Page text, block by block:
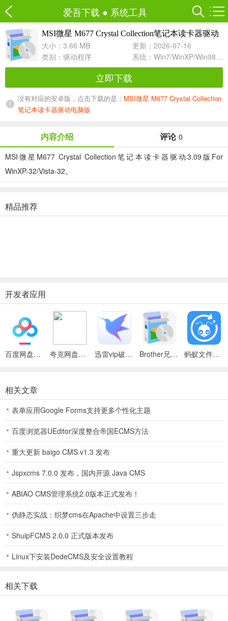
爱吾下载 ● 系统工具
MSI微星 M677 Crystal Collection笔记本读卡器驱动
3.09 For WinXP/Vista
大小：3.66 MB
更新：2026-07-16
类别： 驱动程序 系统：Win7/WinXP/Win98/Win8/Win10兼容软件
立即下载
没有对应的安卓版，点击下载的是： MSI微星 M677 Crystal Collection
笔记本读卡器驱动电脑版
内容介绍 评论 0
MSI微星M677 Crystal Collection笔记本读卡器驱动3.09版For
WinXP-32/Vista-32。
精品推荐
开发者应用
百度网盘绿色免安装Pc电脑版 夸克网盘官方正式版 迅雷vip破解版永久会员2024版 Brother兄弟 MFC-8480DN多功能一体机ISIS驱动 蚂蚁文件（数据恢复大师）
相关文章
表单应用Google Forms支持更多个性化主题
百度浏览器UEditor深度整合帝国ECMS方法
重大更新 baigo CMS v1.3 发布
Jspxcms 7.0.0 发布，国内开源 Java CMS
ABIAO CMS管理系统2.0版本正式发布！
伪静态实战：织梦cms在Apache中设置三步走
ShuipFCMS 2.0.0 正式版本发布
Linux下安装DedeCMS及安全设置教程
相关下载